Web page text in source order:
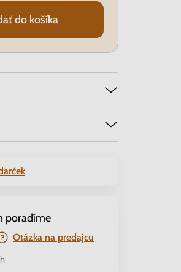
do košíka
poradíme
Otázka na predajcu